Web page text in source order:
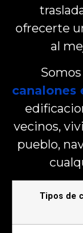
ofrecerte
al
canalones
vecinos,
pueblo,
Tipos de